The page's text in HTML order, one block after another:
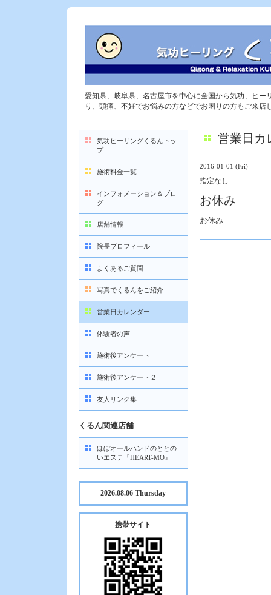
愛知県、岐阜県、名古屋市を中心に全国から気功、ヒー
り、頭痛、不妊でお悩みの方などでお困りの方もご来店
営業日カ
2016-01-01 (Fri)
指定なし
お休み
お休み
気功ヒーリングくるんトッ
プ
施術料金一覧
インフォメーション＆ブロ
グ
店舗情報
院長プロフィール
よくあるご質問
写真でくるんをご紹介
営業日カレンダー
体験者の声
施術後アンケート
施術後アンケート２
友人リンク集
くるん関連店舗
ほぼオールハンドのととの
いエステ『HEART-MO』
2026.08.06 Thursday
携帯サイト